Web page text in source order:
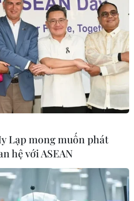
Lạp mong muốn phát
hệ với ASEAN